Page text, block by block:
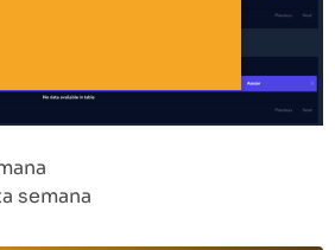
semana